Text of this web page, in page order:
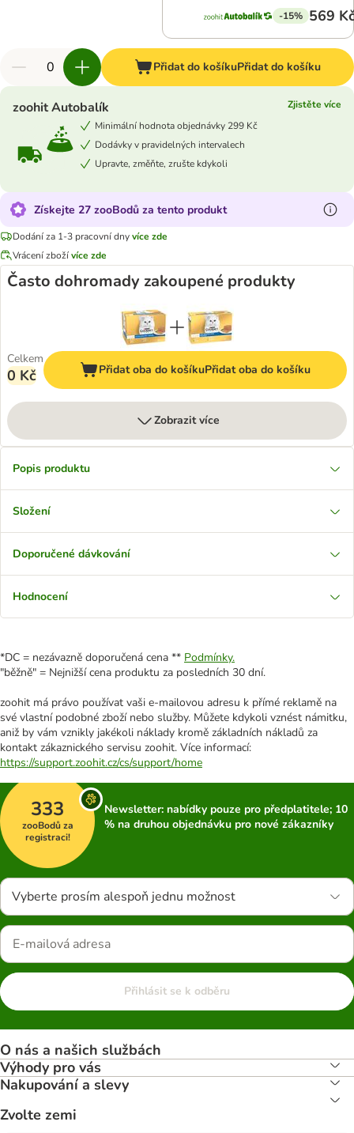
-15% 569
Přidat do košíkuPřidat do košíku
zoohit Autobalík
Zjistěte více
Minimální hodnota objednávky 299 Kč
Dodávky v pravidelných intervalech
Upravte, změňte, zrušte kdykoli
Získejte 27 zooBodů za tento produkt
Dodání za 1-3 pracovní dnyvíce zde
Vrácení zbožívíce zde
Často dohromady zakoupené produkty
Celkem
0 Kč Přidat oba do košíkuPřidat oba do košíku
Zobrazit více
Popis produktu
Složení
Doporučené dávkování
Hodnocení
*DC = nezávazně doporučená cena ** Podmínky.
"běžně" = Nejnižší cena produktu za posledních 30 dní.
zoohit má právo používat vaši e-mailovou adresu k přímé reklamě na
své vlastní podobné zboží nebo služby. Můžete kdykoli vznést námitku,
aniž by vám vznikly jakékoli náklady kromě základních nákladů za
kontakt zákaznického servisu zoohit. Více informací:
https://support.zoohit.cz/cs/support/home
333
zooBodů za
registraci!
Newsletter: nabídky pouze pro předplatitele; 10
% na druhou objednávku pro nové zákazníky
Vyberte prosím alespoň jednu možnost
Přihlásit se k odběru
O nás a našich službách
Výhody pro vás
Nakupování a slevy
Zvolte zemi